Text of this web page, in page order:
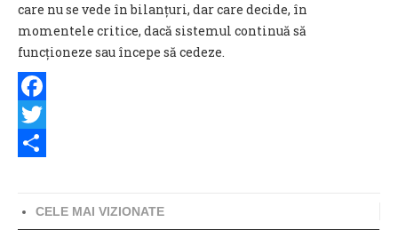
care nu se vede în bilanțuri, dar care decide, în
momentele critice, dacă sistemul continuă să
funcționeze sau începe să cedeze.
Facebook
Twitter
CELE MAI VIZIONATE